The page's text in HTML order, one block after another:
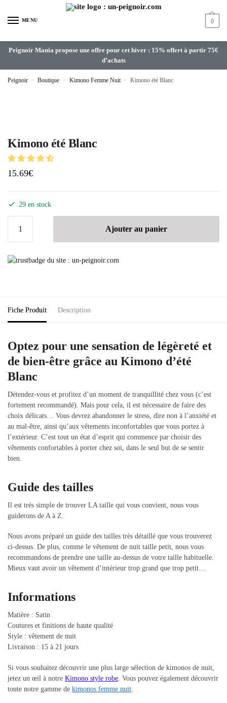
MENU 0
Peignoir Mania propose une offre pour cet hiver : 15% offert à partir 75€
d’achats
Peignoir » Boutique » Kimono Femme Nuit » Kimono été Blanc
Kimono été Blanc
15.69€
29 en stock
Ajouter au panier
Fiche Produit Description
Optez pour une sensation de légèreté et
de bien-être grâce au Kimono d’été
Blanc
Détendez-vous et profitez d’un moment de tranquillité chez vous (c’est
fortement recommandé). Mais pour cela, il est nécessaire de faire des
choix délicats… Vous devrez abandonner le stress, dire non à l’anxiété et
au mal-être, ainsi qu’aux vêtements inconfortables que vous portez à
l’extérieur. C’est tout un état d’esprit qui commence par choisir des
vêtements confortables à porter chez soi, dans le seul but de se sentir
bien.
Guide des tailles
Il est très simple de trouver LA taille qui vous convient, nous vous
guiderons de A à Z.
Nous avons préparé un guide des tailles très détaillé que vous trouverez
ci-dessus. De plus, comme le vêtement de nuit taille petit, nous vous
recommandons de prendre une taille au-dessus de votre taille habituelle.
Mieux vaut avoir un vêtement d’intérieur trop grand que trop petit…
Informations
Matière : Satin
Coutures et finitions de haute qualité
Style : vêtement de nuit
Livraison : 15 à 21 jours
Si vous souhaitez découvrir une plus large sélection de kimonos de nuit,
jetez un œil à notre Kimono style robe. Vous pouvez également découvrir
toute notre gamme de kimonos femme nuit.